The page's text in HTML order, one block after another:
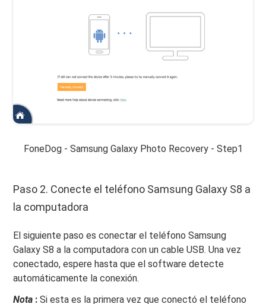
FoneDog - Samsung Galaxy Photo Recovery - Step1
Paso 2. Conecte el teléfono Samsung Galaxy S8 a
la computadora
El siguiente paso es conectar el teléfono Samsung
Galaxy S8 a la computadora con un cable USB. Una vez
conectado, espere hasta que el software detecte
automáticamente la conexión.
Nota : Si esta es la primera vez que conectó el teléfono